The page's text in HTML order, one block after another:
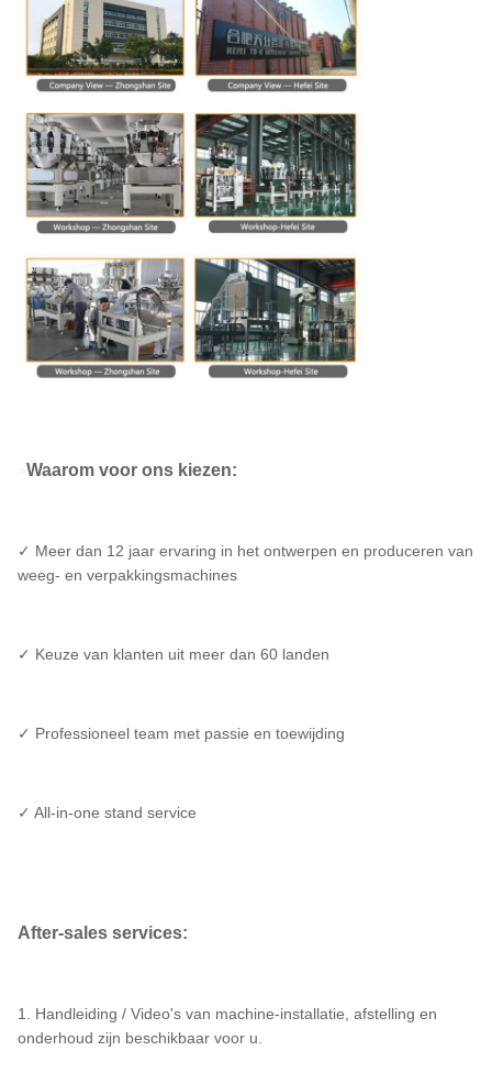
>Waarom voor ons kiezen:
✓ Meer dan 12 jaar ervaring in het ontwerpen en produceren van
weeg- en verpakkingsmachines
✓ Keuze van klanten uit meer dan 60 landen
✓ Professioneel team met passie en toewijding
✓ All-in-one stand service
After-sales services:
1. Handleiding / Video's van machine-installatie, afstelling en
onderhoud zijn beschikbaar voor u.